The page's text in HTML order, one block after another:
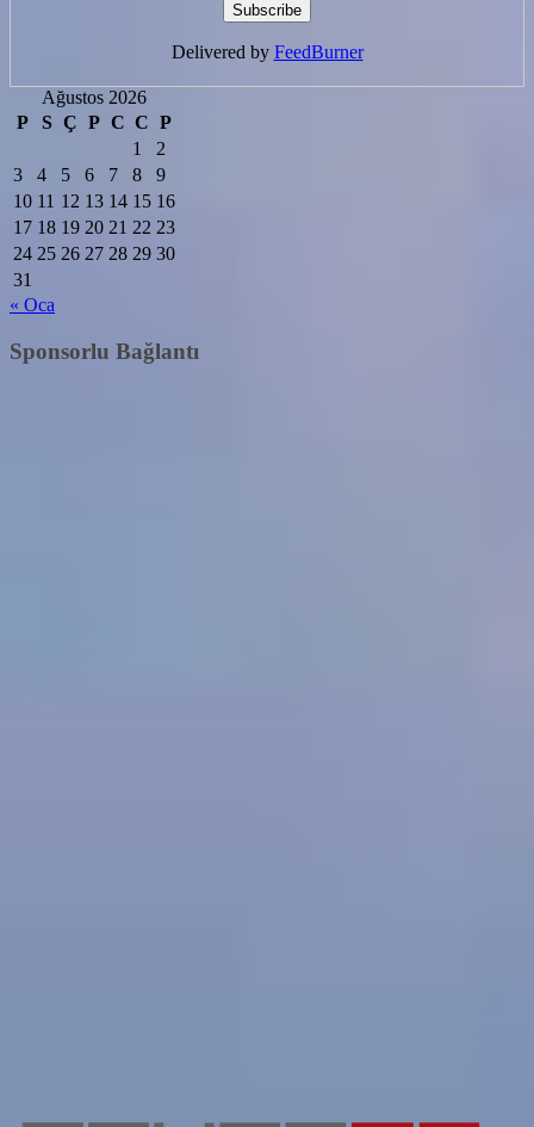
Delivered by FeedBurner
Ağustos 2026
P
S Ç P C C P
1
2
3
4 5 6 7 8
9
10 11 12 13 14 15 16
17 18 19 20 21 22 23
24 25 26 27 28 29 30
31
« Oca
Sponsorlu Bağlantı